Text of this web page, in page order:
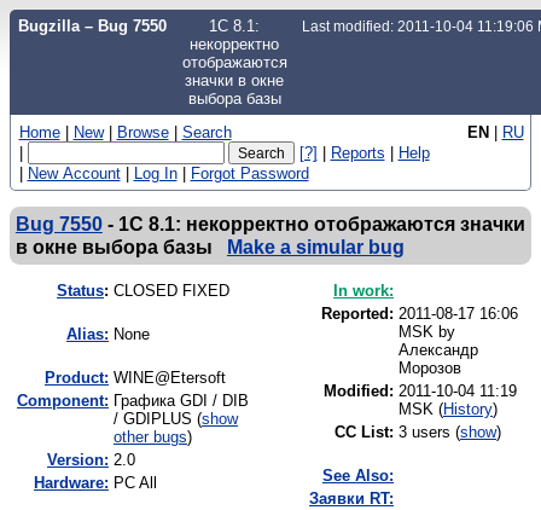
Bugzilla – Bug 7550
1С 8.1:
некорректно
отображаются
значки в окне
выбора базы
Last modified: 2011-10-04 11:19:06
EN | RU
Home | New | Browse | Search
|
[?] | Reports | Help
| New Account | Log In | Forgot Password
Bug 7550 - 1С 8.1: некорректно отображаются значки
в окне выбора базы
Make a simular bug
Status: CLOSED FIXED
Alias: None
Product: WINE@Etersoft
Component: Графика GDI / DIB
/ GDIPLUS (show
other bugs)
Version: 2.0
Hardware: PC All
In work:
Reported: 2011-08-17 16:06
MSK by
Александр
Морозов
Modified: 2011-10-04 11:19
MSK (History)
CC List: 3 users (show)
See Also:
Заявки RT: